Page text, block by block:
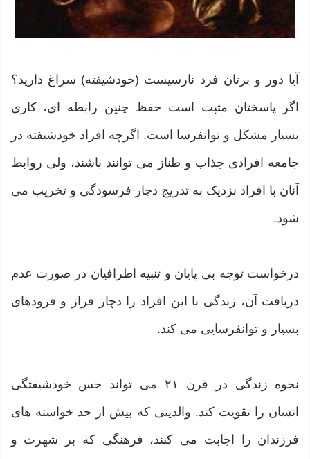
آیا دور و برتان فرد نارسیست (خودشیفته) سراغ دارید؟
اگر پاسختان مثبت است حفظ چنین رابطه ای، کاری
بسیار مشکل و توانفرسا است. اگرچه افراد خودشیفته در
جامعه افرادی جذاب و طناز می توانند باشند، ولی روابط
آنان با افراد نزدیک به تدریج دچار فرسودگی و تخریب می
شود.
درخواست توجه بی پایان و تنبیه اطرافیان در صورت عدم
دریافت آن، زندگی با این افراد را دچار فراز و فرودهای
بسیار و توانفرسایی می کند.
نحوه زندگی در قرن ۲۱ می تواند حس خودشیفتگی
انسان را تقویت کند. والدینی که بیش از حد خواسته های
فرزندان را اجابت می کنند، فرهنگی که بر شهرت و